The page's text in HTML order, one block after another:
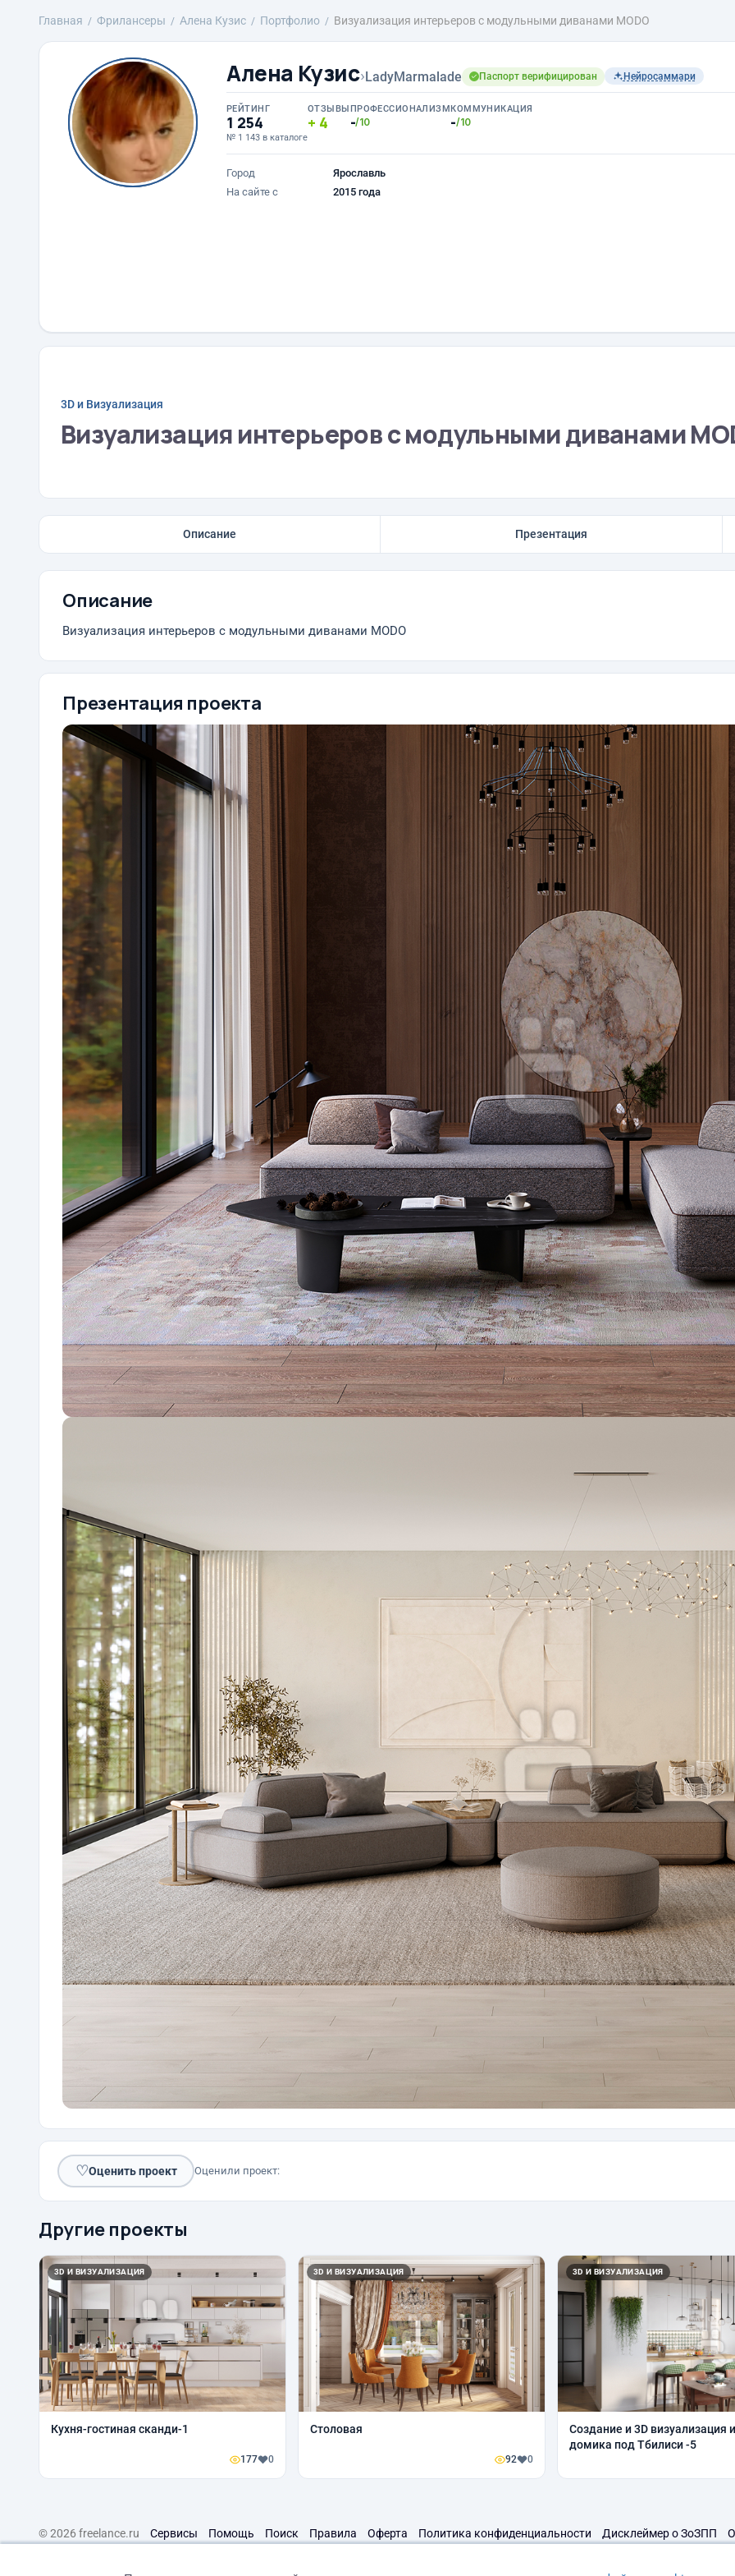
Главная Фрилансеры Алена Кузис Портфолио Визуализация интерьеров с модульными диванами MODO
Алена Кузис›LadyMarmalade Паспорт верифицирован Нейросаммари
РЕЙТИНГ
1 254
№ 1 143 в каталоге
ОТЗЫВЫ
4
ПРОФЕССИОНАЛИЗМ
-/10
КОММУНИКАЦИЯ
-/10
Город
Ярославль
На сайте с
2015 года
3D и Визуализация
Визуализация интерьеров с модульными диванами
Описание Презентация
Описание
Визуализация интерьеров с модульными диванами MODO
Презентация проекта
♡Оценить проект Оценили проект:
Другие проекты
3D И ВИЗУАЛИЗАЦИЯ
Кухня-гостиная сканди-1
177 0
3D И ВИЗУАЛИЗАЦИЯ
Столовая
92 0
3D И ВИЗУАЛИЗАЦИЯ
Создание и 3D визуализация
домика под Тбилиси -5
© 2026 freelance.ru Сервисы Помощь Поиск Правила Оферта Политика конфиденциальности Дисклеймер о ЗоЗПП